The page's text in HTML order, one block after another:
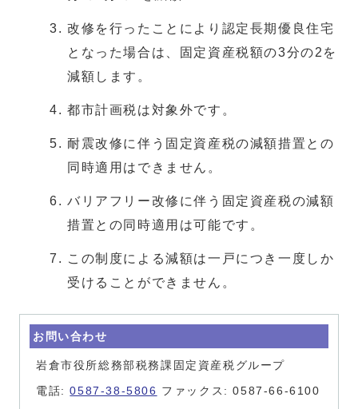
改修を行ったことにより認定長期優良住宅
となった場合は、固定資産税額の3分の2を
減額します。
都市計画税は対象外です。
耐震改修に伴う固定資産税の減額措置との
同時適用はできません。
バリアフリー改修に伴う固定資産税の減額
措置との同時適用は可能です。
この制度による減額は一戸につき一度しか
受けることができません。
お問い合わせ
岩倉市役所総務部税務課固定資産税グループ
電話:0587-38-5806 ファックス: 0587-66-6100